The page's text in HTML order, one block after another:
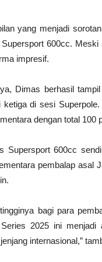
yang menjadi
600cc.
impresif.
Dimas berhasil
di sesi
dengan total 100
Supersport 600cc
pembalap asal
bagi para
2025 ini menjadi
internasional,”